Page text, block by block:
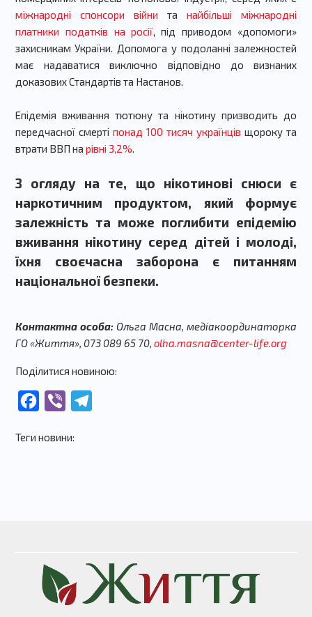
міжнародні спонсори війни танайбільші міжнародні
платники податків на росії, під приводом «допомоги»
захисникам України. Допомога у подоланні залежностей
має надаватися виключно відповідно до визнаних
доказових Стандартів та Настанов.
Епідемія вживання тютюну та нікотину призводить до
передчасної смерті понад 100 тисяч українців щороку та
втрати ВВП на рівні 3,2%.
З огляду на те, що нікотинові снюси є
наркотичним продуктом, який формує
залежність та може поглибити епідемію
вживання нікотину серед дітей і молоді,
їхня своєчасна заборона є питанням
національної безпеки.
Контактна особа: Ольга Масна, медіакоординаторка
ГО «Життя», 073 089 65 70, olha.masna@center-life.org
Поділитися новиною:
Facebook
Viber
Теги новини: